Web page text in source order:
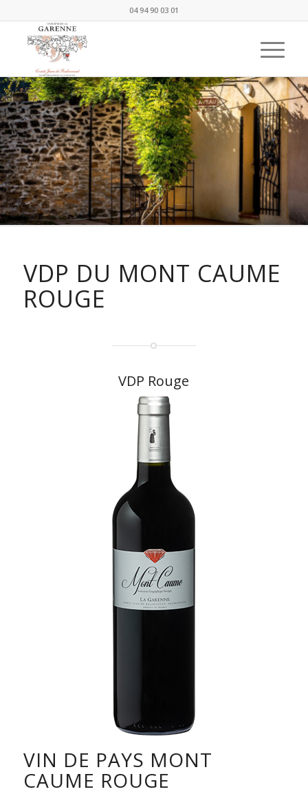
04 94 90 03 01
VDP DU MONT CAUME
ROUGE
VDP Rouge
VIN DE PAYS MONT
CAUME ROUGE